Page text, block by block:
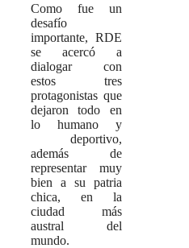
Como fue un
desafío
importante, RDE
se acercó a
dialogar con
estos tres
protagonistas que
dejaron todo en
lo humano y
deportivo,
además de
representar muy
bien a su patria
chica, en la
ciudad más
austral del
mundo.